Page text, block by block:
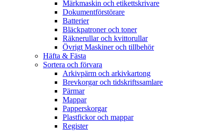
Märkmaskin och etikettskrivare
Dokumentförstörare
Batterier
Bläckpatroner och toner
Räknerullar och kvittorullar
Övrigt Maskiner och tillbehör
Häfta & Fästa
Sortera och förvara
Arkivpärm och arkivkartong
Brevkorgar och tidskriftssamlare
Pärmar
Mappar
Papperskorgar
Plastfickor och mappar
Register